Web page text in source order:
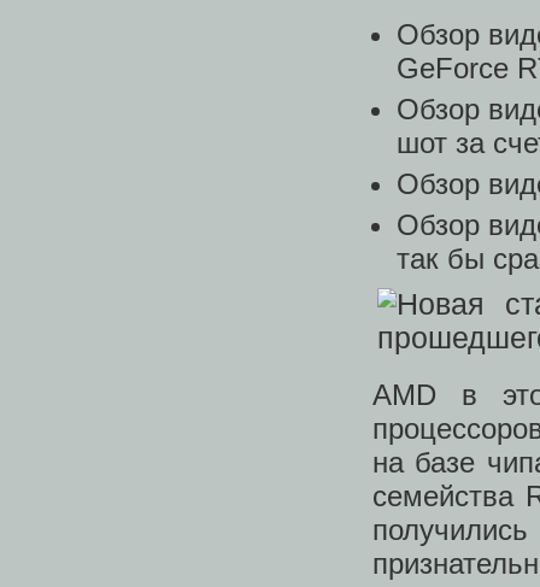
Обзор
GeForce
Обзор
шот за
Обзор
Обзор
так бы
AMD в
на базе
семейства